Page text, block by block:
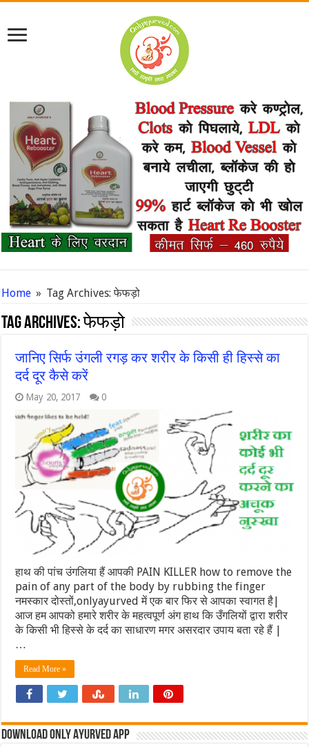
Home » Tag Archives: फेफड़ो
Tag Archives:फेफड़ो
जानिए सिर्फ उंगली रगड़ कर शरीर के किसी ही हिस्से का
दर्द दूर कैसे करें
May 20, 2017 0
हाथ की पांच उंगलिया हैं आपकी PAIN KILLER how to remove the
pain of any part of the body by rubbing the finger
नमस्कार दोस्तों,onlyayurved में एक बार फिर से आपका स्वागत है|
आज हम आपको हमारे शरीर के महत्वपूर्ण अंग हाथ कि उँगलियों द्वारा शरीर
के किसी भी हिस्से के दर्द का साधारण मगर असरदार उपाय बता रहे हैं |
…
Read More »
Download Only Ayurved App